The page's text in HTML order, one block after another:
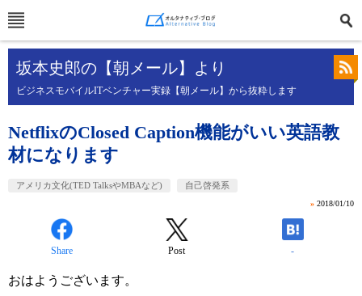
坂本史郎の【朝メール】より
ビジネスモバイルITベンチャー実録【朝メール】から抜粋します
NetflixのClosed Caption機能がいい英語教
材になります
アメリカ文化(TED TalksやMBAなど) 自己啓発系
» 2018/01/10
Share Post -
おはようございます。